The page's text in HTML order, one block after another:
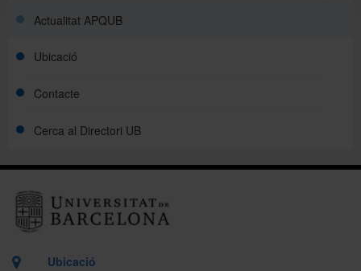
Actualitat APQUB
Ubicació
Contacte
Cerca al Directori UB
Ubicació